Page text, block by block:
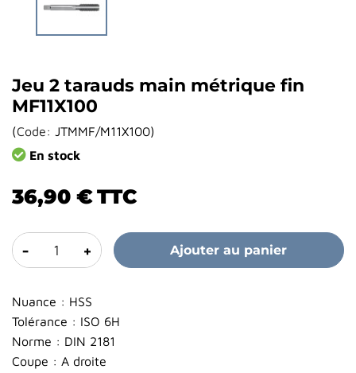
Jeu 2 tarauds main métrique fin
MF11X100
(Code: JTMMF/M11X100)
En stock
36,90 €TTC
- + Ajouter au panier
Nuance : HSS
Tolérance : ISO 6H
Norme : DIN 2181
Coupe : A droite